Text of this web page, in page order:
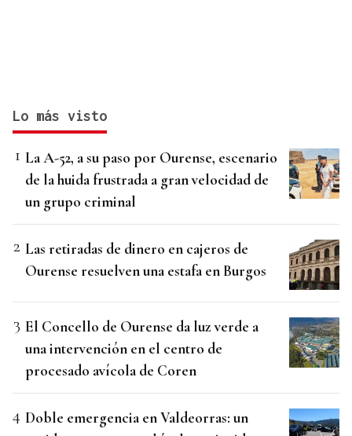
Lo más visto
La A-52, a su paso por Ourense, escenario
de la huida frustrada a gran velocidad de
un grupo criminal
Las retiradas de dinero en cajeros de
Ourense resuelven una estafa en Burgos
El Concello de Ourense da luz verde a
una intervención en el centro de
procesado avícola de Coren
Doble emergencia en Valdeorras: un